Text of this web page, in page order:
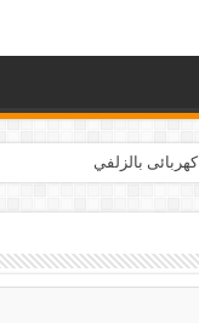
كهربائى بالزلفي